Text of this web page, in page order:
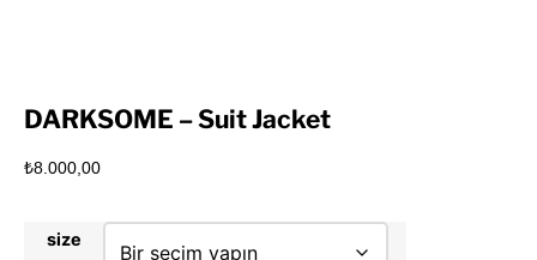
DARKSOME – Suit Jacket
₺8.000,00
size